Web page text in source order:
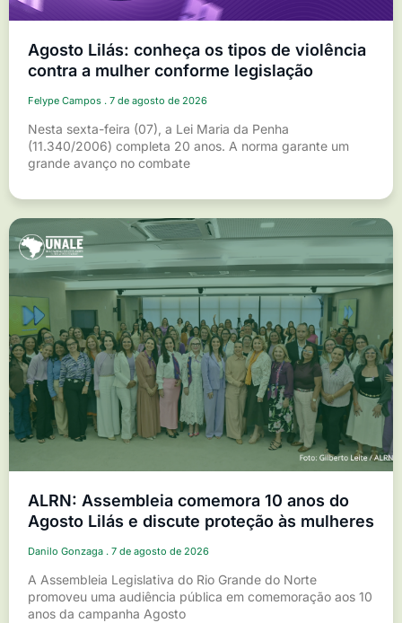
Agosto Lilás: conheça os tipos de violência
contra a mulher conforme legislação
Felype Campos 7 de agosto de 2026
Nesta sexta-feira (07), a Lei Maria da Penha
(11.340/2006) completa 20 anos. A norma garante um
grande avanço no combate
ALRN: Assembleia comemora 10 anos do
Agosto Lilás e discute proteção às mulheres
Danilo Gonzaga 7 de agosto de 2026
A Assembleia Legislativa do Rio Grande do Norte
promoveu uma audiência pública em comemoração aos 10
anos da campanha Agosto